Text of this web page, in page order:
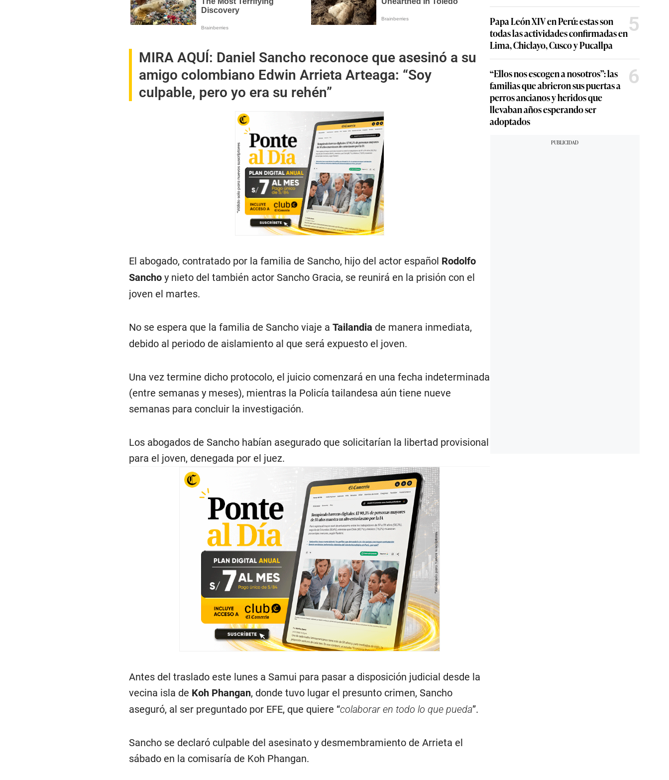
MIRA AQUÍ: Daniel Sancho reconoce que asesinó a su
amigo colombiano Edwin Arrieta Arteaga: “Soy
culpable, pero yo era su rehén”
El abogado, contratado por la familia de Sancho, hijo del actor español Rodolfo
Sanchoy nieto del también actor Sancho Gracia, se reunirá en la prisión con el
joven el martes.
No se espera que la familia de Sancho viaje a Tailandia de manera inmediata,
debido al periodo de aislamiento al que será expuesto el joven.
Una vez termine dicho protocolo, el juicio comenzará en una fecha indeterminada
(entre semanas y meses), mientras la Policía tailandesa aún tiene nueve
semanas para concluir la investigación.
Los abogados de Sancho habían asegurado que solicitarían la libertad provisional
para el joven, denegada por el juez.
Antes del traslado este lunes a Samui para pasar a disposición judicial desde la
vecina isla de Koh Phangan, donde tuvo lugar el presunto crimen, Sancho
aseguró, al ser preguntado por EFE, que quiere “colaborar en todo lo que pueda”.
Sancho se declaró culpable del asesinato y desmembramiento de Arrieta el
sábado en la comisaría de Koh Phangan.
Papa León XIV en Perú: estas son
todas las actividades confirmadas en
Lima, Chiclayo, Cusco y Pucallpa
5
“Ellos nos escogen a nosotros”: las
familias que abrieron sus puertas a
perros ancianos y heridos que
llevaban años esperando ser
adoptados
6